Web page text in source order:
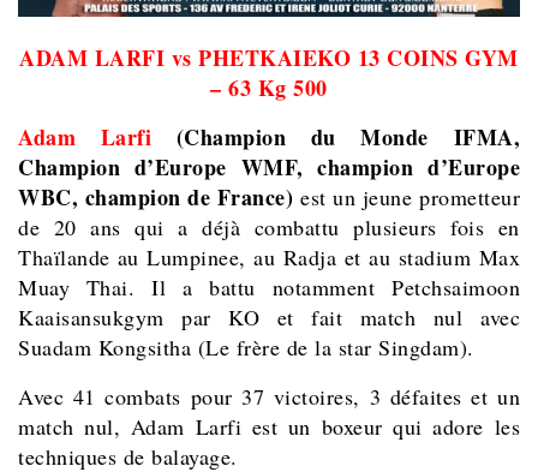
ADAM LARFI vs PHETKAIEKO 13 COINS GYM
– 63 Kg 500
Adam Larfi (Champion du Monde IFMA,
Champion d’Europe WMF, champion d’Europe
WBC, champion de France)est un jeune prometteur
de 20 ans qui a déjà combattu plusieurs fois en
Thaïlande au Lumpinee, au Radja et au stadium Max
Muay Thai. Il a battu notamment Petchsaimoon
Kaaisansukgym par KO et fait match nul avec
Suadam Kongsitha (Le frère de la star Singdam).
Avec 41 combats pour 37 victoires, 3 défaites et un
match nul, Adam Larfi est un boxeur qui adore les
techniques de balayage.